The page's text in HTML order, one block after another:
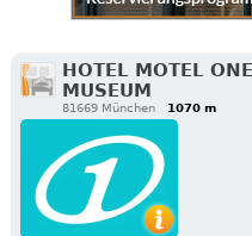
HOTEL MOTEL
MUSEUM
81669 München 1070 m